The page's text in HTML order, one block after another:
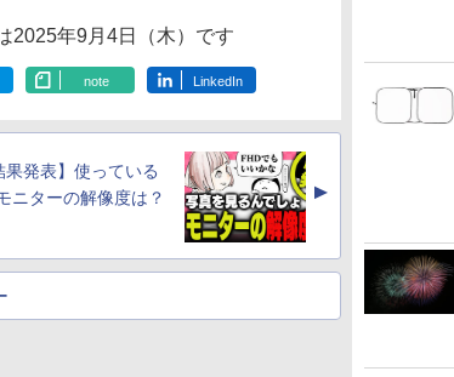
2025年9月4日（木）です
note LinkedIn
果発表】使っている
ニターの解像度は？
▲